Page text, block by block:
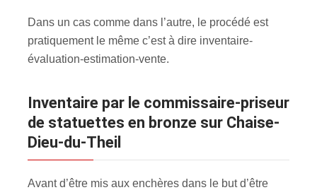
Dans un cas comme dans l’autre, le procédé est
pratiquement le même c’est à dire inventaire-
évaluation-estimation-vente.
inventaire par le commissaire-priseur
de statuettes en bronze sur Chaise-
Dieu-du-Theil
Avant d’être mis aux enchères dans le but d’être